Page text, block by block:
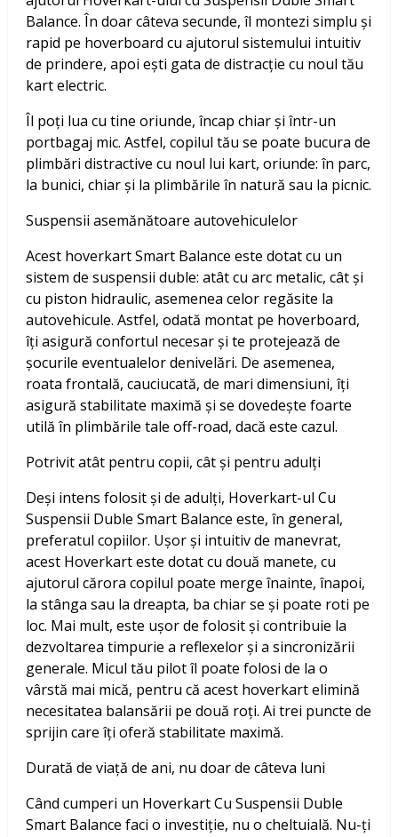
Balance. În doar câteva secunde, îl montezi simplu și
rapid pe hoverboard cu ajutorul sistemului intuitiv
de prindere, apoi ești gata de distracție cu noul tău
kart electric.
Îl poți lua cu tine oriunde, încap chiar și într-un
portbagaj mic. Astfel, copilul tău se poate bucura de
plimbări distractive cu noul lui kart, oriunde: în parc,
la bunici, chiar și la plimbările în natură sau la picnic.
Suspensii asemănătoare autovehiculelor
Acest hoverkart Smart Balance este dotat cu un
sistem de suspensii duble: atât cu arc metalic, cât și
cu piston hidraulic, asemenea celor regăsite la
autovehicule. Astfel, odată montat pe hoverboard,
îți asigură confortul necesar și te protejează de
șocurile eventualelor denivelări. De asemenea,
roata frontală, cauciucată, de mari dimensiuni, îți
asigură stabilitate maximă și se dovedește foarte
utilă în plimbările tale off-road, dacă este cazul.
Potrivit atât pentru copii, cât și pentru adulți
Deși intens folosit și de adulți, Hoverkart-ul Cu
Suspensii Duble Smart Balance este, în general,
preferatul copiilor. Ușor și intuitiv de manevrat,
acest Hoverkart este dotat cu două manete, cu
ajutorul cărora copilul poate merge înainte, înapoi,
la stânga sau la dreapta, ba chiar se și poate roti pe
loc. Mai mult, este ușor de folosit și contribuie la
dezvoltarea timpurie a reflexelor și a sincronizării
generale. Micul tău pilot îl poate folosi de la o
vârstă mai mică, pentru că acest hoverkart elimină
necesitatea balansării pe două roți. Ai trei puncte de
sprijin care îți oferă stabilitate maximă.
Durată de viață de ani, nu doar de câteva luni
Când cumperi un Hoverkart Cu Suspensii Duble
Smart Balance faci o investiție, nu o cheltuială. Nu-ți